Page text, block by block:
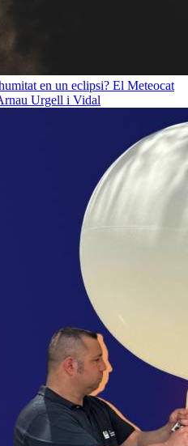
en un eclipsi? El Meteocat
Urgell i Vidal